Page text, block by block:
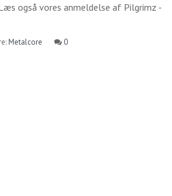
også vores anmeldelse af Pilgrimz -
Metalcore 0